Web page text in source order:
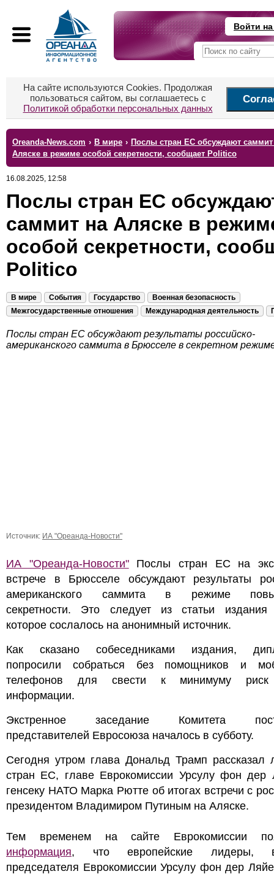
Войти
На сайте используются Cookies. Продолжая
пользоваться сайтом, вы соглашаетесь с
Политикой обработки персональных данных
Oreanda-News.com › В мире › Послы стран ЕС обсуждают саммит
Аляске в режиме особой секретности, сообщает Politico
16.08.2025, 12:58
Послы стран ЕС
саммит на Аляске в
особой секретности,
Politico
В мире События Государство
Военная безопасность
Межгосударственные отношения
Международная деятельность
Послы стран ЕС обсуждают результаты российско-
американского саммита в Брюсселе в секретном
Источник: ИА "Ореанда-Новости"
ИА "Ореанда-Новости"Послы стран ЕС на
встрече в Брюсселе обсуждают результаты
американского саммита в режиме
секретности. Это следует из статьи издания
которое сослалось на анонимный источник.
Как сказано собеседниками издания,
попросили собраться без помощников и
телефонов для свести к минимуму риск
информации.
Экстренное заседание Комитета
представителей Евросоюза началось в субботу.
Сегодня утром глава Дональд Трамп рассказал
стран ЕС, главе Еврокомиссии Урсулу фон дер
генсеку НАТО Марка Рютте об итогах встречи с
президентом Владимиром Путиным на Аляске.
Тем временем на сайте Еврокомиссии
информация, что европейские лидеры,
председателя Еврокомиссии Урсулу фон дер